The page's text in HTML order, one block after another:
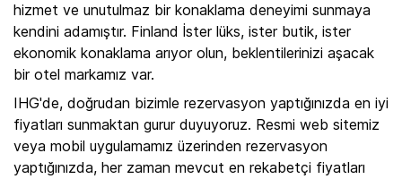
hizmet ve unutulmaz bir konaklama deneyimi sunmaya
kendini adamıştır. Finland İster lüks, ister butik, ister
ekonomik konaklama arıyor olun, beklentilerinizi aşacak
bir otel markamız var.
IHG'de, doğrudan bizimle rezervasyon yaptığınızda en iyi
fiyatları sunmaktan gurur duyuyoruz. Resmi web sitemiz
veya mobil uygulamamız üzerinden rezervasyon
yaptığınızda, her zaman mevcut en rekabetçi fiyatları